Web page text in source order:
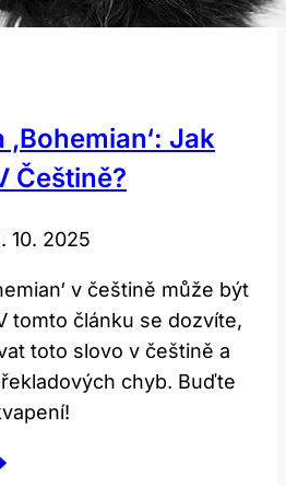
Jak
Češtině?
10. 2025
v češtině může být
tomto článku se dozvíte,
toto slovo v češtině a
chyb. Buďte